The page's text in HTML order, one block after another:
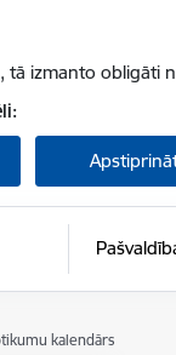
tā izmanto obligāti
kalendārs